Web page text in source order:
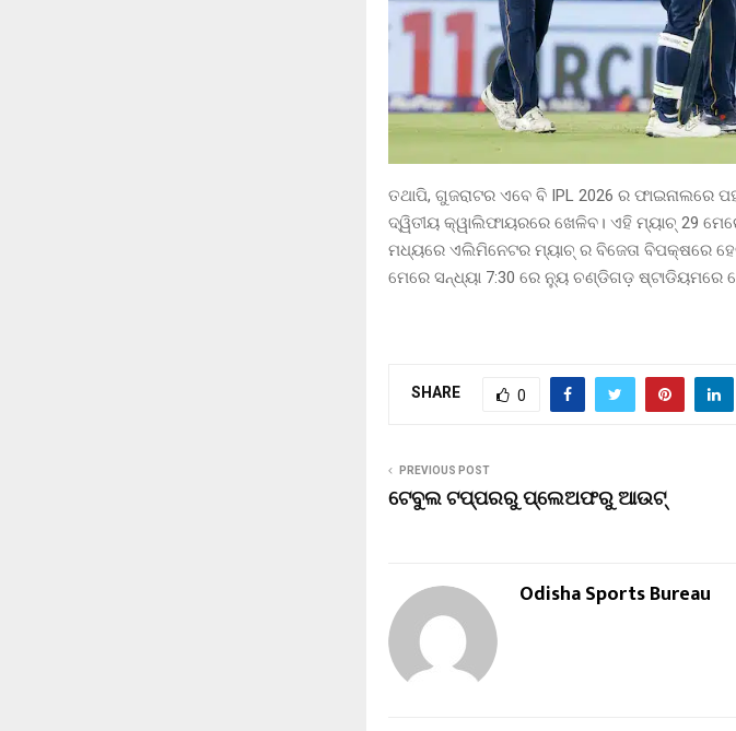
ତଥାପି, ଗୁଜରାଟର ଏବେ ବି IPL 2026 ର ଫାଇନାଲରେ
ଦ୍ୱିତୀୟ କ୍ୱାଲିଫାୟରରେ ଖେଳିବ। ଏହି ମ୍ୟାଚ୍ 29
ମଧ୍ୟରେ ଏଲିମିନେଟର ମ୍ୟାଚ୍ ର ବିଜେତା ବିପକ୍ଷରେ
ମେରେ ସନ୍ଧ୍ୟା 7:30 ରେ ନ୍ୟୁ ଚଣ୍ଡିଗଡ଼ ଷ୍ଟାଡିୟମରେ
SHARE 0
PREVIOUS POST
ଟେବୁଲ ଟପ୍ପରରୁ ପ୍ଲେଅଫରୁ ଆଉଟ୍
Odisha Sports Bureau